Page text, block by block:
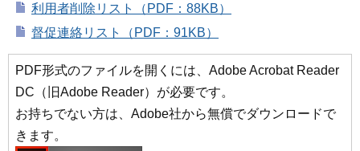
利用者削除リスト（PDF：88KB）
督促連絡リスト（PDF：91KB）
PDF形式のファイルを開くには、Adobe Acrobat Reader
DC（旧Adobe Reader）が必要です。
お持ちでない方は、Adobe社から無償でダウンロードで
きます。